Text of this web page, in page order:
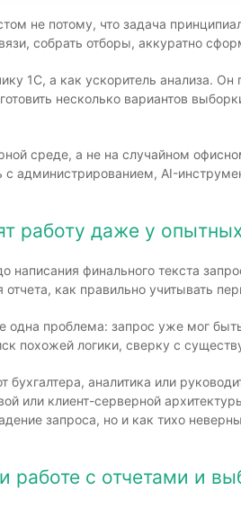
не потому, что задача
собрать отборы, аккуратно
1С, а как ускоритель анализа.
несколько вариантов
среде, а не на случайном
администрированием, AI-
работу даже у
финального текста
как правильно учитывать
проблема: запрос уже мог
похожей логики, сверку с
аналитика или
или клиент-серверной
запроса, но и как тихо
работе с отчетами и